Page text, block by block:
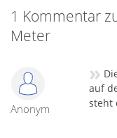
1 Kommentar
Meter
Anonym
»
auf
steht